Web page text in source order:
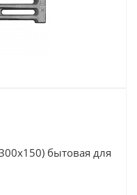
бытовая для